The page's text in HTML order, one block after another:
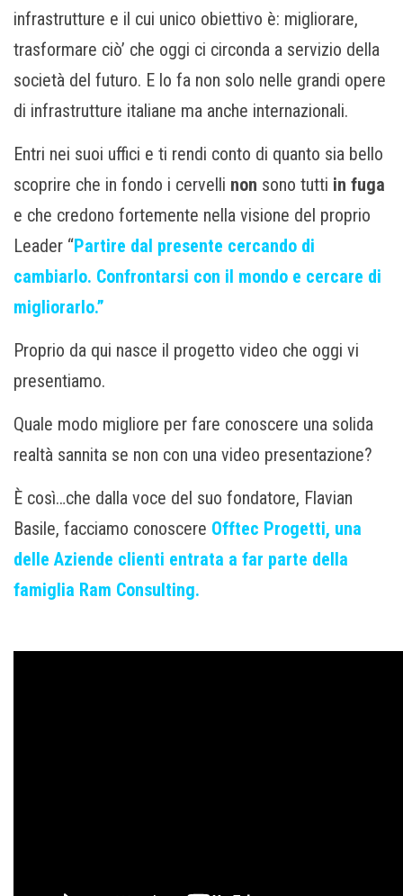
infrastrutture e il cui unico obiettivo è: migliorare,
trasformare ciò’ che oggi ci circonda a servizio della
società del futuro. E lo fa non solo nelle grandi opere
di infrastrutture italiane ma anche internazionali.
Entri nei suoi uffici e ti rendi conto di quanto sia bello
scoprire che in fondo i cervelli non sono tutti in fuga
e che credono fortemente nella visione del proprio
Leader “Partire dal presente cercando di
cambiarlo. Confrontarsi con il mondo e cercare di
migliorarlo.”
Proprio da qui nasce il progetto video che oggi vi
presentiamo.
Quale modo migliore per fare conoscere una solida
realtà sannita se non con una video presentazione?
È così…che dalla voce del suo fondatore, Flavian
Basile, facciamo conoscere Offtec Progetti, una
delle Aziende clienti entrata a far parte della
famiglia Ram Consulting.